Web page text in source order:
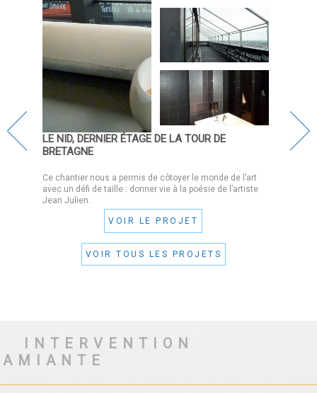
LE NID, DERNIER ÉTAGE DE LA TOUR DE
BRETAGNE
Ce chantier nous a permis de côtoyer le monde de l’art
avec un défi de taille : donner vie à la poésie de l’artiste
Jean Julien.
VOIR LE PROJET
VOIR TOUS LES PROJETS
INTERVENTION
AMIANTE